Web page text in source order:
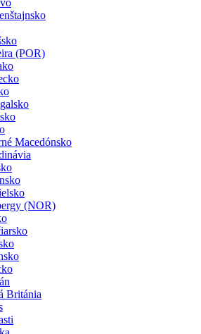
(POR)
Macedónsko
(NOR)
Británia